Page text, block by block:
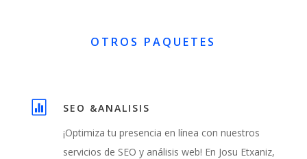
OTROS PAQUETES

SEO &ANALISIS
¡Optimiza tu presencia en línea con nuestros
servicios de SEO y análisis web! En Josu Etxaniz,